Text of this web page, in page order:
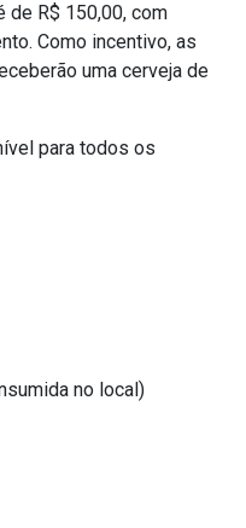
de R$ 150,00, com
Como incentivo, as
uma cerveja de
para todos os
no local)